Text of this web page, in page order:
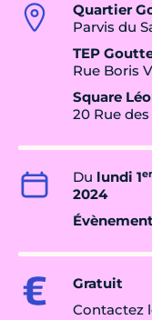
Quartier
Parvis du
TEP
Rue Boris
Square
20 Rue des
Du lundi 1er
2024
Gratuit
Contactez